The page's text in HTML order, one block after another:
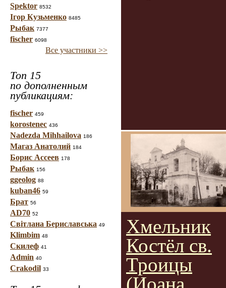
Spektor 8532
Ігор Кузьменко 8485
Рыбак 7377
fischer 6098
Все участники >>
Топ 15
по дополненным
публикациям:
fischer 459
korostenec 436
Nadezda Mihhailova 186
Магаз Анатолий 184
Борис Ассеев 178
Рыбак 156
ggeolog 88
kuban46 59
Брат 56
AD70 52
Світлана Бериславська 49
Klimbim 48
Скилеф 41
Admin 40
Crakodil 33
Хмельник
Костёл св.
Троицы